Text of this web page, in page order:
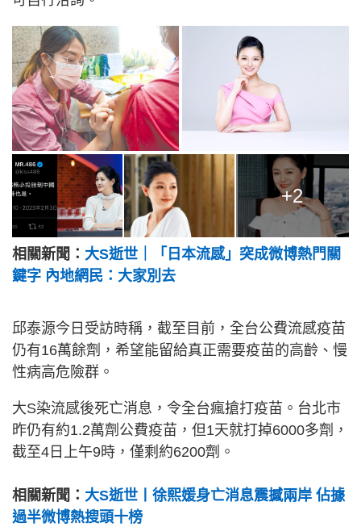
+2
相關新聞： 大S逝世｜「日本流感」突成微博熱門關
鍵字 內地網民：大家別去
邱泰源今日受訪時稱，截至目前，全台公費流感疫苗
仍有16萬餘劑，希望能留給真正需要疫苗的高齡、慢
性病高危險群。
大S染流感後死亡消息，令全台瘋搶打疫苗。台北市
昨仍有約1.2萬劑公費疫苗，但1天就打掉6000多劑，
截至4日上午9時，僅剩約6200劑。
相關新聞： 大S逝世丨徐熙媛身亡消息震撼兩岸 佔據
過半微博熱搜頭十榜